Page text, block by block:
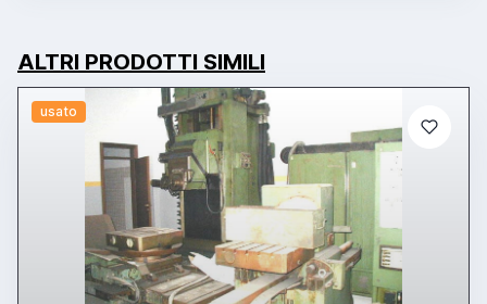
ALTRI PRODOTTI SIMILI
usato